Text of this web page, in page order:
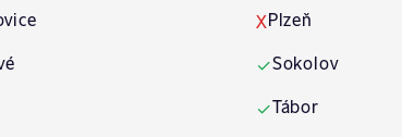
XPlzeň
✓Sokolov
✓Tábor